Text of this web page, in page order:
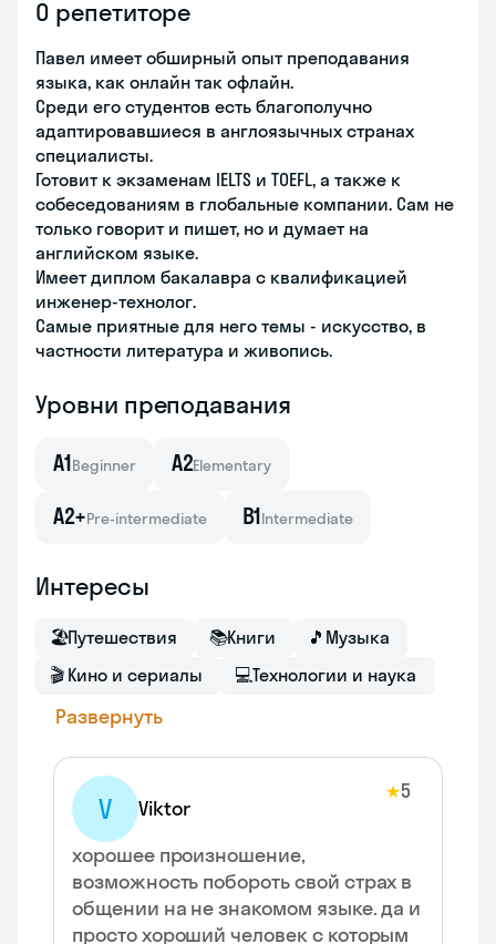
О репетиторе
Павел имеет обширный опыт преподавания
языка, как онлайн так офлайн.
Среди его студентов есть благополучно
адаптировавшиеся в англоязычных странах
специалисты.
Готовит к экзаменам IELTS и TOEFL, а также к
собеседованиям в глобальные компании. Сам не
только говорит и пишет, но и думает на
английском языке.
Имеет диплом бакалавра с квалификацией
инженер-технолог.
Самые приятные для него темы - искусство, в
частности литература и живопись.
Уровни преподавания
A1Beginner A2Elementary
A2+Pre-intermediate B1Intermediate
Интересы
🏖Путешествия 📚Книги 🎵 Музыка
🎬 Кино и сериалы 💻Технологии и наука
Развернуть
V Viktor
★5
хорошее произношение,
возможность побороть свой страх в
общении на не знакомом языке. да и
просто хороший человек с которым